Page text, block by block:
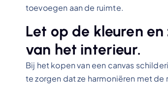
toevoegen aan de ruimte.
Let op de kleuren
van het interieur.
Bij het kopen van een canvas
te zorgen dat ze harmoniëren met de